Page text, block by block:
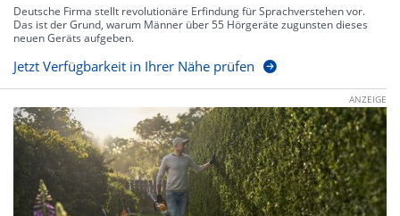
Deutsche Firma stellt revolutionäre Erfindung für Sprachverstehen vor.
Das ist der Grund, warum Männer über 55 Hörgeräte zugunsten dieses
neuen Geräts aufgeben.
Jetzt Verfügbarkeit in Ihrer Nähe prüfen
ANZEIGE